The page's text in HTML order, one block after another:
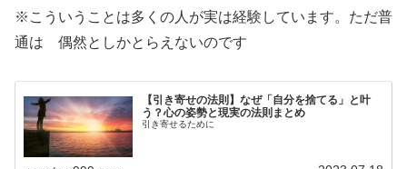
※こういうことは多くの人が実は経験しています。ただ普
通は 偶然としかとらえないのです
【引き寄せの法則】なぜ「自分を捨てる」と叶
う？心の姿勢と現実の法則まとめ
引き寄せるために